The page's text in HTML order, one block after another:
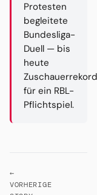
Protesten
begleitete
Bundesliga-
Duell — bis
heute
Zuschauerrekord
für ein RBL-
Pflichtspiel.
←
VORHERIGE